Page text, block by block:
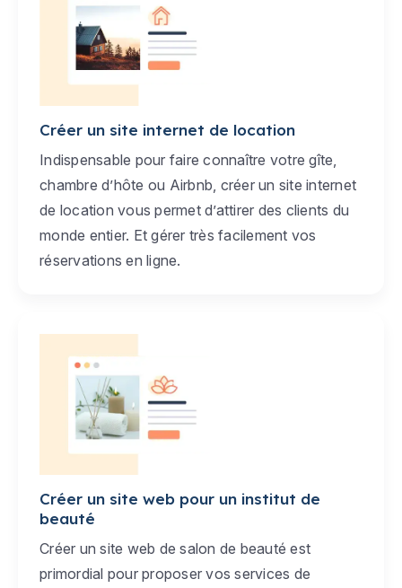
Créer un site internet de location
Indispensable pour faire connaître votre gîte,
chambre d’hôte ou Airbnb, créer un site internet
de location vous permet d’attirer des clients du
monde entier. Et gérer très facilement vos
réservations en ligne.
Créer un site web pour un institut de
beauté
Créer un site web de salon de beauté est
primordial pour proposer vos services de